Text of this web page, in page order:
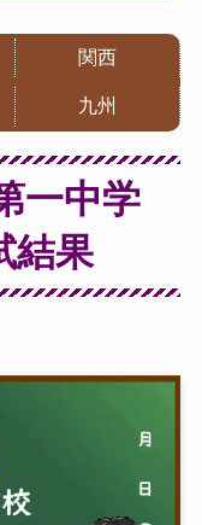
関西
九州
一中学
結果